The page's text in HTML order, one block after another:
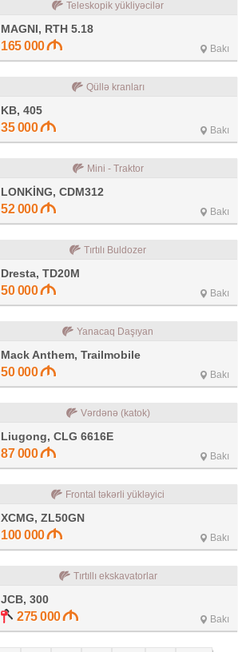
Teleskopik yükliyəcilər
MAGNI, RTH 5.18
165 000 Bakı
Qüllə kranları
KB, 405
35 000 Bakı
Mini - Traktor
LONKİNG, CDM312
52 000 Bakı
Tırtılı Buldozer
Dresta, TD20M
50 000 Bakı
Yanacaq Daşıyan
Mack Anthem, Trailmobile
50 000 Bakı
Vərdənə (katok)
Liugong, CLG 6616E
87 000 Bakı
Frontal təkərli yükləyici
XCMG, ZL50GN
100 000 Bakı
Tırtıllı ekskavatorlar
JCB, 300
275 000 Bakı